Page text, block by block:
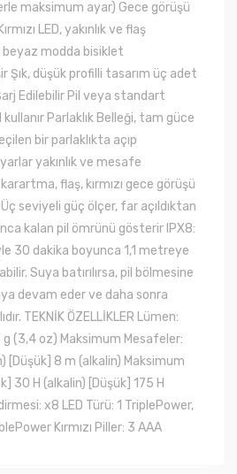
maksimum ayar) Gece görüşü
LED, yakınlık ve flaş
beyaz modda bisiklet
Şık, düşük profilli tasarım üç adet
Edilebilir Pil veya standart
Parlaklık Belleği, tam güce
bir parlaklıkta açıp
yakınlık ve mesafe
flaş, kırmızı gece görüşü
seviyeli güç ölçer, far açıldıktan
kalan pil ömrünü gösterir IPX8:
30 dakika boyunca 1,1 metreye
Suya batırılırsa, pil bölmesine
devam eder ve daha sonra
TEKNİK ÖZELLİKLER Lümen:
g (3,4 oz) Maksimum Mesafeler:
[Düşük] 8 m (alkalin) Maksimum
30 H (alkalin) [Düşük] 175 H
x8 LED Türü: 1 TriplePower,
Kırmızı Piller: 3 AAA